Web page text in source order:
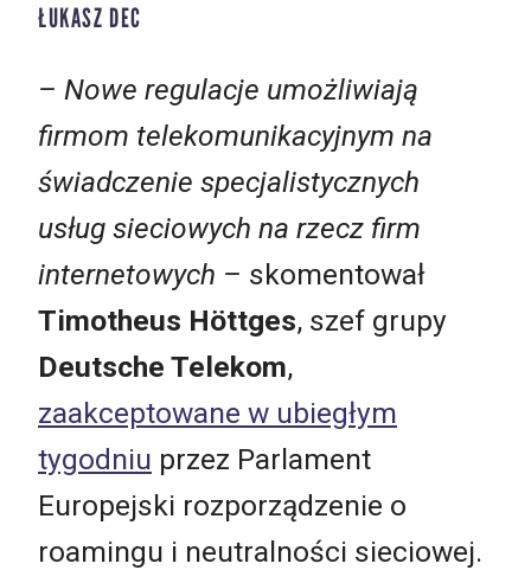
ŁUKASZ DEC
– Nowe regulacje umożliwiają
firmom telekomunikacyjnym na
świadczenie specjalistycznych
usług sieciowych na rzecz firm
internetowych – skomentował
Timotheus Höttges, szef grupy
Deutsche Telekom,
zaakceptowane w ubiegłym
tygodniu przez Parlament
Europejski rozporządzenie o
roamingu i neutralności sieciowej.